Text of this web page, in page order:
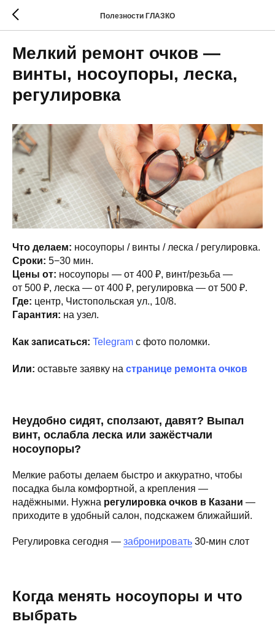
Полезности ГЛАЗКО
Мелкий ремонт очков —
винты, носоупоры, леска,
регулировка
Что делаем: носоупоры / винты / леска / регулировка.
Сроки: 5−30 мин.
Цены от: носоупоры — от 400 ₽, винт/резьба —
от 500 ₽, леска — от 400 ₽, регулировка — от 500 ₽.
Где: центр, Чистопольская ул., 10/8.
Гарантия: на узел.
Как записаться: Telegram с фото поломки.
Или: оставьте заявку на странице ремонта очков
Неудобно сидят, сползают, давят? Выпал
винт, ослабла леска или зажёстчали
носоупоры?
Мелкие работы делаем быстро и аккуратно, чтобы
посадка была комфортной, а крепления —
надёжными. Нужна регулировка очков в Казани —
приходите в удобный салон, подскажем ближайший.
Регулировка сегодня — забронировать 30-мин слот
Когда менять носоупоры и что
выбрать